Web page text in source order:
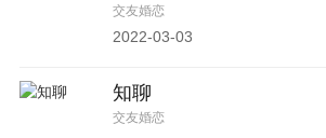
交友婚恋
2022-03-03
知聊
交友婚恋